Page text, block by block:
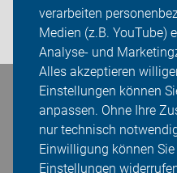
verarbeiten
Medien (z.B. YouTube)
Analyse- und
Alles akzeptieren
Einstellungen können
anpassen. Ohne Ihre
nur technisch
Einwilligung können
Einstellungen
Login
Bleiben Sie in Kontakt